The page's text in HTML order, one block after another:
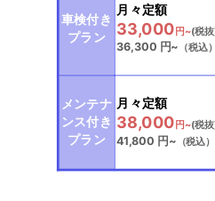
車検付き
プラン
月々定額
33,000円~(税
36,300 円~ （税込）
メンテナ
ンス付き
プラン
月々定額
38,000 円~(税
41,800 円~ （税込）